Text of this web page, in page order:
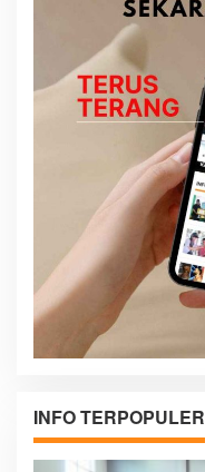
INFO TERPOPULER